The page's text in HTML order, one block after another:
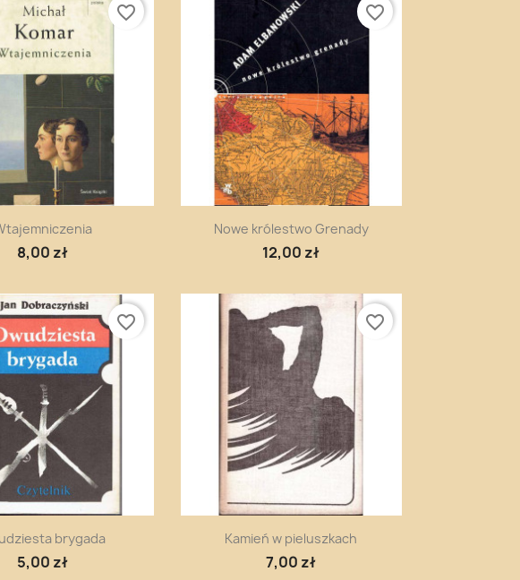
Szybki podgląd
8,00 zł
favorite_border
 Szybki podgląd
Nowe królestwo Grenady
12,00 zł
favorite_border
Szybki podgląd
brygada
5,00 zł
favorite_border
Szybki podgląd
Kamień w pieluszkach
7,00 zł
favorite_border